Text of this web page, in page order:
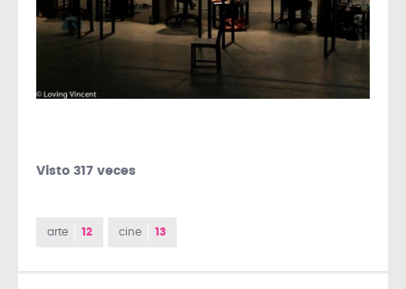
Visto 317 veces
arte 12 cine 13